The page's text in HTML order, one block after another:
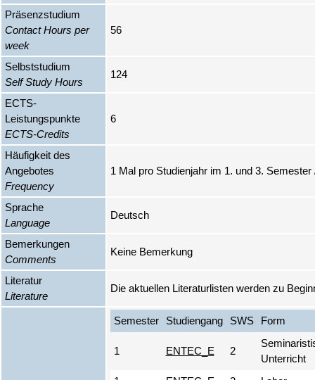
Präsenzstudium
Contact Hours per
week
56
Selbststudium
Self Study Hours
124
ECTS-
Leistungspunkte
ECTS-Credits
6
Häufigkeit des
Angebotes
Frequency
1 Mal pro Studienjahr im 1. und 3.
Sprache
Language
Deutsch
Bemerkungen
Comments
Keine Bemerkung
Literatur
Literature
Die aktuellen Literaturlisten werden zu
Semester Studiengang SWS Form
1 ENTEC_E 2
Unterricht